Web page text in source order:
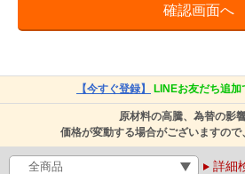
【今すぐ登録】 LINEお友だち追加
原材料の高騰、為替の影
価格が変動する場合がございますので
詳細